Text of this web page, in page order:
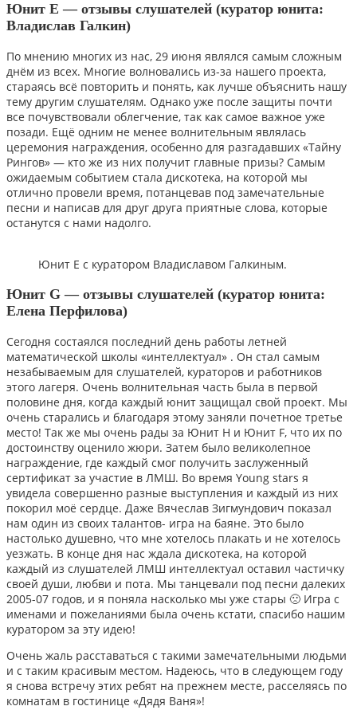
Юнит Е — отзывы слушателей (куратор юнита:
Владислав Галкин)
По мнению многих из нас, 29 июня являлся самым сложным
днём из всех. Многие волновались из-за нашего проекта,
стараясь всё повторить и понять, как лучше объяснить нашу
тему другим слушателям. Однако уже после защиты почти
все почувствовали облегчение, так как самое важное уже
позади. Ещё одним не менее волнительным являлась
церемония награждения, особенно для разгадавших «Тайну
Рингов» — кто же из них получит главные призы? Самым
ожидаемым событием стала дискотека, на которой мы
отлично провели время, потанцевав под замечательные
песни и написав для друг друга приятные слова, которые
останутся с нами надолго.
Юнит Е с куратором Владиславом Галкиным.
Юнит G — отзывы слушателей (куратор юнита:
Елена Перфилова)
Сегодня состаялся последний день работы летней
математической школы «интеллектуал» . Он стал самым
незабываемым для слушателей, кураторов и работников
этого лагеря. Очень волнительная часть была в первой
половине дня, когда каждый юнит защищал свой проект. Мы
очень старались и благодаря этому заняли почетное третье
место! Так же мы очень рады за Юнит Н и Юнит F, что их по
достоинству оценило жюри. Затем было великолепное
награждение, где каждый смог получить заслуженный
сертификат за участие в ЛМШ. Во время Young stars я
увидела совершенно разные выступления и каждый из них
покорил моё сердце. Даже Вячеслав Зигмундович показал
нам один из своих талантов- игра на баяне. Это было
настолько душевно, что мне хотелось плакать и не хотелось
уезжать. В конце дня нас ждала дискотека, на которой
каждый из слушателей ЛМШ интеллектуал оставил частичку
своей души, любви и пота. Мы танцевали под песни далеких
2005-07 годов, и я поняла насколько мы уже стары 🙁 Игра с
именами и пожеланиями была очень кстати, спасибо нашим
куратором за эту идею!
Очень жаль расставаться с такими замечательными людьми
и с таким красивым местом. Надеюсь, что в следующем году
я снова встречу этих ребят на прежнем месте, расселяясь по
комнатам в гостинице «Дядя Ваня»!